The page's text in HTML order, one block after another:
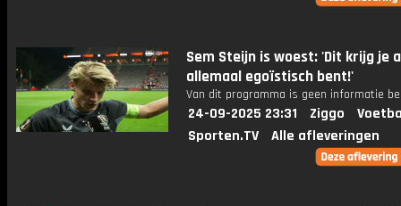
Sem Steijn is woest: 'Dit krijg je
allemaal egoïstisch bent!'
Van dit programma is geen informatie
24-09-2025 23:31 Ziggo
Sporten.TV
Alle afleveringen